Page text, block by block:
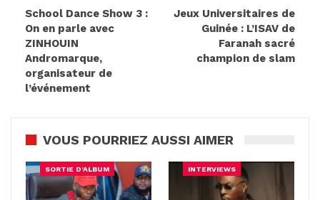
School Dance Show 3 :
On en parle avec
ZINHOUIN
Andromarque,
organisateur de
l’événement
Jeux Universitaires de
Guinée : L’ISAV de
Faranah sacré
champion de slam
VOUS POURRIEZ AUSSI AIMER
SORTIE D'ALBUM INTERVIEWS